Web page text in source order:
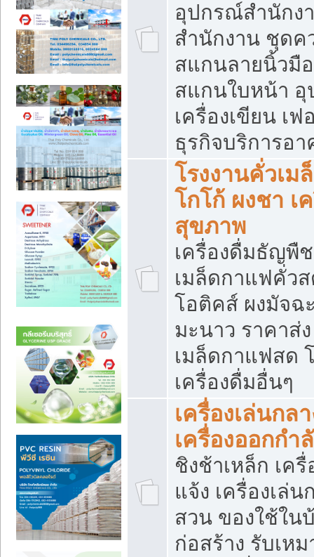
อุปกรณ์สำนักง
สำนักงาน ชุดค
สแกนลายนิ้วมื
สแกนใบหน้า
เครื่องเขียน เ
ธุรกิจบริการอ
โรงงานคั่วเม
โกโก้ ผงชา เ
สุขภาพ
เครื่องดื่มธัญพื
เมล็ดกาแฟคั่ว
โอติคส์ ผงมัจฉ
มะนาว ราคาส่
เมล็ดกาแฟสด
เครื่องดื่มอื่นๆ
เครื่องเล่นกล
เครื่องออกกำ
ชิงช้าเหล็ก เค
แจ้ง เครื่องเล่น
สวน ของใช้ใน
ก่อสร้าง รับเห